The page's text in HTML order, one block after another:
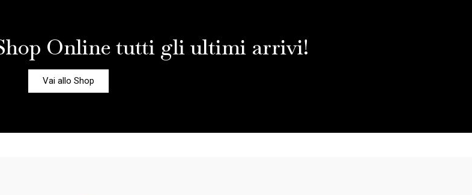
Online tutti gli ultimi arrivi!
Vai allo Shop